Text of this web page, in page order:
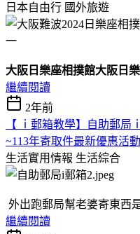
日本自由行 國外旅遊
大阪日樂座相撲館大阪日
繼續閱讀
2年前
【 ｉ郵箱教學】自助郵局
~113年寄取件最新優惠活動
生活實用情報 生活綜合
外出跑郵局幫老婆寄東西
繼續閱讀